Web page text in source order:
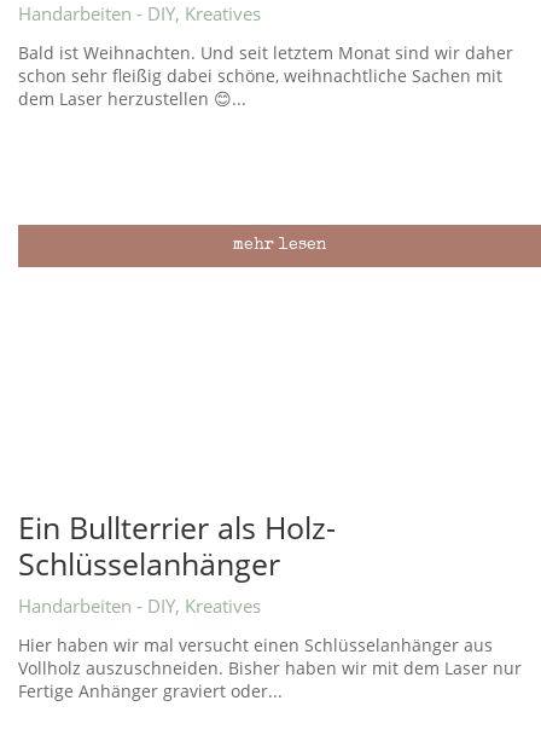
Handarbeiten - DIY, Kreatives
Bald ist Weihnachten. Und seit letztem Monat sind wir daher
schon sehr fleißig dabei schöne, weihnachtliche Sachen mit
dem Laser herzustellen 😊...
mehr lesen
Ein Bullterrier als Holz-
Schlüsselanhänger
Handarbeiten - DIY, Kreatives
Hier haben wir mal versucht einen Schlüsselanhänger aus
Vollholz auszuschneiden. Bisher haben wir mit dem Laser nur
Fertige Anhänger graviert oder...